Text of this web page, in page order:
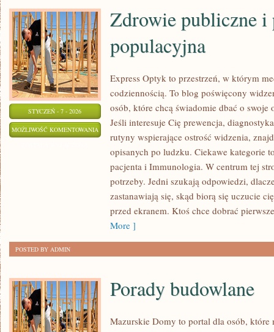
STYCZEŃ - 7 - 2026
MOŻLIWOŚĆ KOMENTOWANIA
PUBLICZNE
PROFILAKTYKA
Zdrowie publiczne
populacyjna
Express Optyk to przestrzeń, w którym
codziennością. To blog poświęcony
osób, które chcą świadomie dbać o
Jeśli interesuje Cię prewencja,
rutyny wspierające ostrość widzenia,
opisanych po ludzku. Ciekawe kategorie
pacjenta i Immunologia. W centrum tej
potrzeby. Jedni szukają odpowiedzi,
zastanawiają się, skąd biorą się uczucie
przed ekranem. Ktoś chce dobrać
More ]
POSTED BY ADMIN
Porady budowlane
Mazurskie Domy to portal dla osób, które